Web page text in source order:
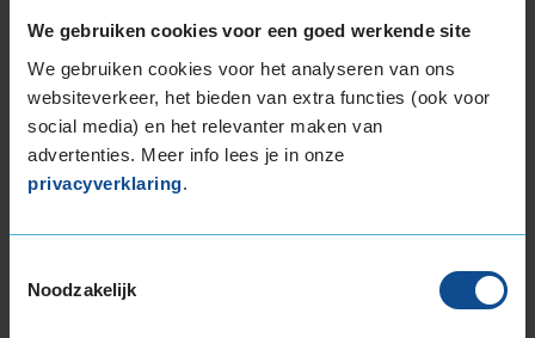
We gebruiken cookies voor een goed werkende site
We gebruiken cookies voor het analyseren van ons
websiteverkeer, het bieden van extra functies (ook voor
social media) en het relevanter maken van
advertenties. Meer info lees je in onze
privacyverklaring.
Noodzakelijk
Montage Veilig & Zeker